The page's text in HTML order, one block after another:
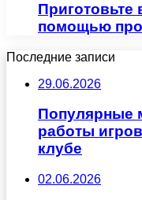
Приготовьте
помощью
Последние записи
29.06.2026
Популярные
работы
клубе
02.06.2026